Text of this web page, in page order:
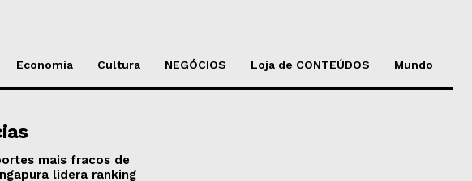
Economia Cultura NEGÓCIOS Loja de CONTEÚDOS Mundo
mais fracos de
lidera ranking